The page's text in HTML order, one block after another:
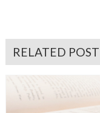
RELATED POST